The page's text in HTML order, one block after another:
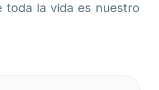
toda la vida es nuestro